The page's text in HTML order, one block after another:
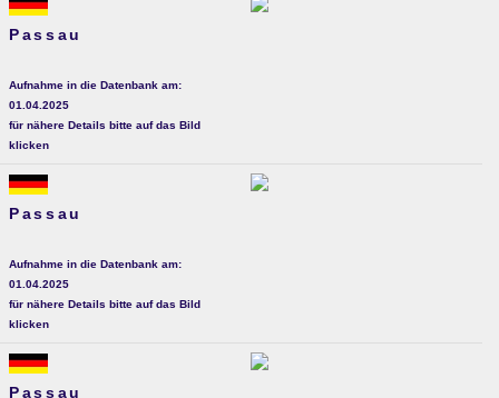
Passau
Aufnahme in die Datenbank am:
01.04.2025
für nähere Details bitte auf das Bild
klicken
Passau
Aufnahme in die Datenbank am:
01.04.2025
für nähere Details bitte auf das Bild
klicken
Passau